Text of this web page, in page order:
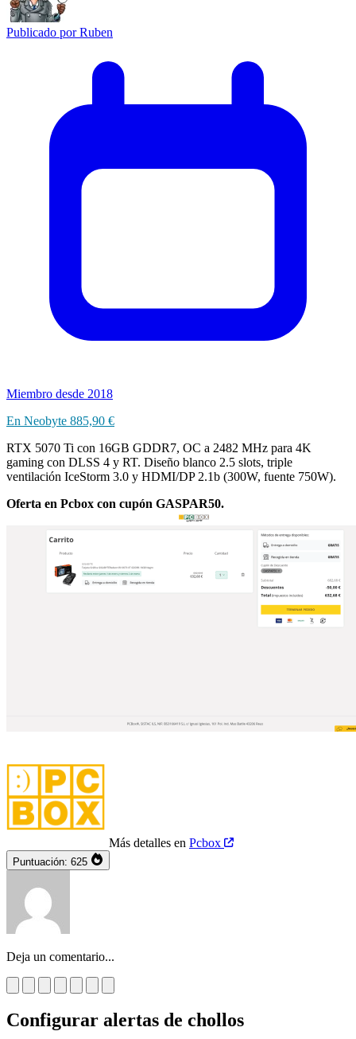
Publicado porRuben
Miembro desde 2018
En Neobyte 885,90 €
RTX 5070 Ti con 16GB GDDR7, OC a 2482 MHz para 4K
gaming con DLSS 4 y RT. Diseño blanco 2.5 slots, triple
ventilación IceStorm 3.0 y HDMI/DP 2.1b (300W, fuente 750W).
Oferta en Pcbox con cupón GASPAR50.
Más detalles en Pcbox
Puntuación: 625
Deja un comentario...
Configurar alertas de chollos